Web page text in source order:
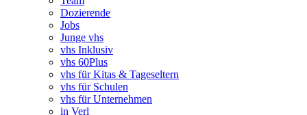
Dozierende
Jobs
Junge vhs
vhs Inklusiv
vhs 60Plus
vhs für Kitas & Tageseltern
vhs für Schulen
vhs für Unternehmen
in Verl